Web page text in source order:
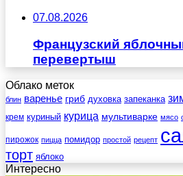
07.08.2026
Французский
перевертыш
Облако меток
блин варенье гриб духовка запеканка
крем куриный курица мультиварке мясо
пирожок пицца помидор простой рецепт
торт яблоко
Интересно